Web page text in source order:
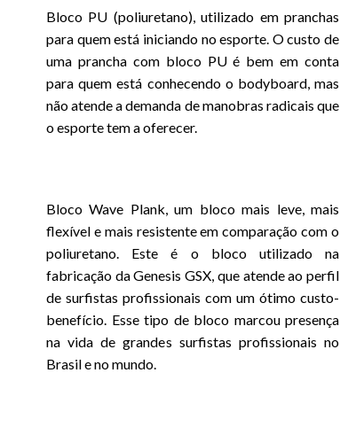
Bloco PU (poliuretano), utilizado em pranchas
para quem está iniciando no esporte. O custo de
uma prancha com bloco PU é bem em conta
para quem está conhecendo o bodyboard, mas
não atende a demanda de manobras radicais que
o esporte tem a oferecer.
Bloco Wave Plank, um bloco mais leve, mais
flexível e mais resistente em comparação com o
poliuretano. Este é o bloco utilizado na
fabricação da Genesis GSX, que atende ao perfil
de surfistas profissionais com um ótimo custo-
benefício. Esse tipo de bloco marcou presença
na vida de grandes surfistas profissionais no
Brasil e no mundo.